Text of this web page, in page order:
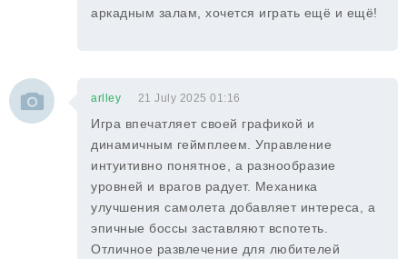
аркадным залам, хочется играть ещё и ещё!
arlley 21 July 2025 01:16
Игра впечатляет своей графикой и
динамичным геймплеем. Управление
интуитивно понятное, а разнообразие
уровней и врагов радует. Механика
улучшения самолета добавляет интереса, а
эпичные боссы заставляют вспотеть.
Отличное развлечение для любителей